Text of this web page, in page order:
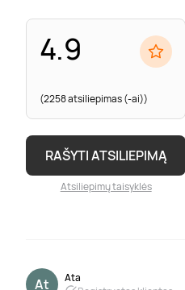
4.9
(2258 atsiliepimas (-ai))
RAŠYTI ATSILIEPIMĄ
Atsiliepimų taisyklės
At
Ata